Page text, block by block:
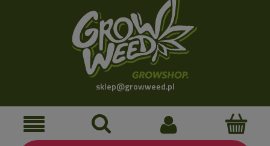
sklep@growweed.pl